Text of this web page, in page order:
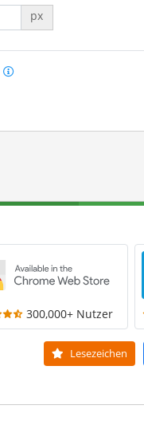
px
300,000+ Nutzer
Lesezeichen